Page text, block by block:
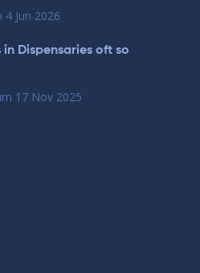
4 Jun 2026
Dispensaries oft so
17 Nov 2025